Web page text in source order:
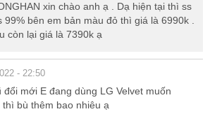
xin chào anh ạ . Dạ hiện tại thì ss
99% bên em bản màu đỏ thì giá là 6990k .
còn lại giá là 7390k ạ
- 22:50
đổi mới E đang dùng LG Velvet muốn
thì bù thêm bao nhiêu ạ